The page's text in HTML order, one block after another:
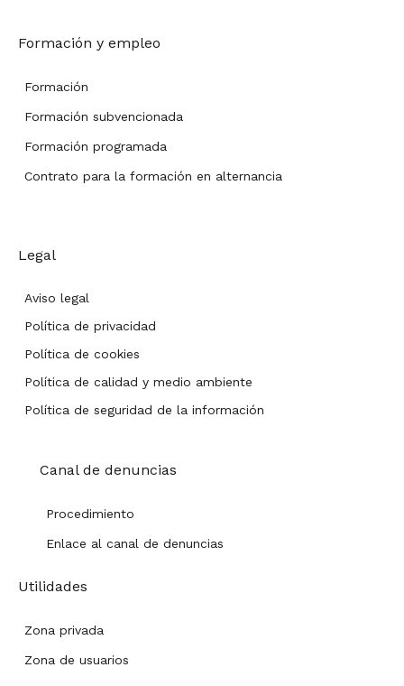
Formación y empleo
Formación
Formación subvencionada
Formación programada
Contrato para la formación en alternancia
Legal
Aviso legal
Política de privacidad
Política de cookies
Política de calidad y medio ambiente
Política de seguridad de la información
Canal de denuncias
Procedimiento
Enlace al canal de denuncias
Utilidades
Zona privada
Zona de usuarios